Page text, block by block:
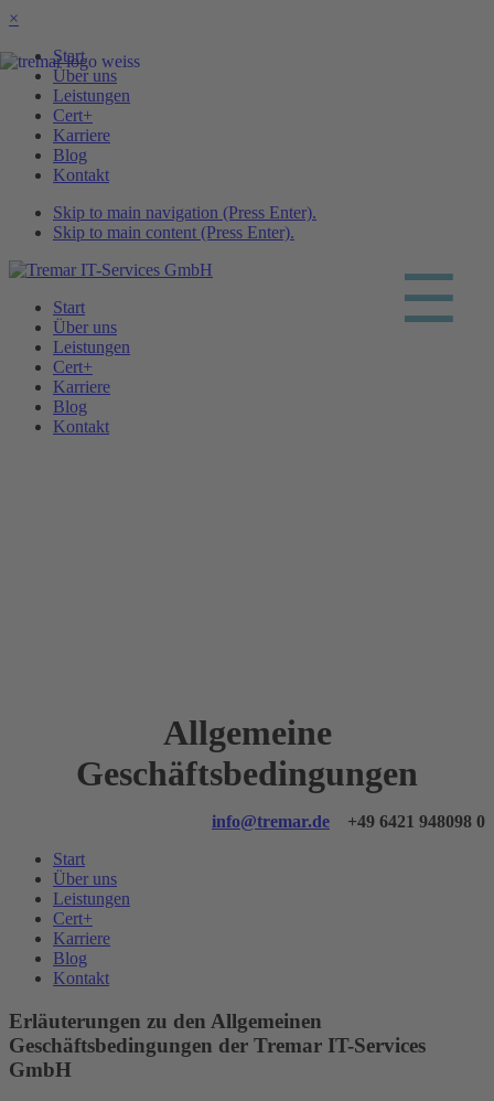
×
Start
Über uns
Leistungen
Cert+
Karriere
Blog
Kontakt
Skip to main navigation (Press Enter).
Skip to main content (Press Enter).
☰
Start
Über uns
Leistungen
Cert+
Karriere
Blog
Kontakt
Allgemeine
Geschäftsbedingungen
info@tremar.de
+49 6421 948098 0
Start
Über uns
Leistungen
Cert+
Karriere
Blog
Kontakt
Erläuterungen zu den Allgemeinen
Geschäftsbedingungen der Tremar IT-Services
GmbH